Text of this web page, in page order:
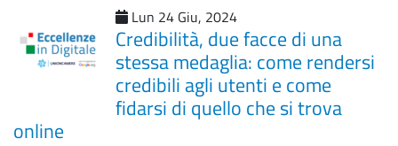
Lun 24 Giu, 2024
Credibilità, due facce di una
stessa medaglia: come rendersi
credibili agli utenti e come
fidarsi di quello che si trova
online